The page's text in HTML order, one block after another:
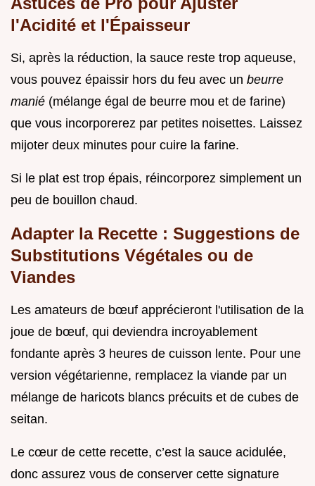
l'Acidité et l'Épaisseur
Si, après la réduction, la sauce reste trop aqueuse,
vous pouvez épaissir hors du feu avec un beurre
manié (mélange égal de beurre mou et de farine)
que vous incorporerez par petites noisettes. Laissez
mijoter deux minutes pour cuire la farine.
Si le plat est trop épais, réincorporez simplement un
peu de bouillon chaud.
Adapter la Recette : Suggestions de
Substitutions Végétales ou de
Viandes
Les amateurs de bœuf apprécieront l'utilisation de la
joue de bœuf, qui deviendra incroyablement
fondante après 3 heures de cuisson lente. Pour une
version végétarienne, remplacez la viande par un
mélange de haricots blancs précuits et de cubes de
seitan.
Le cœur de cette recette, c’est la sauce acidulée,
donc assurez vous de conserver cette signature